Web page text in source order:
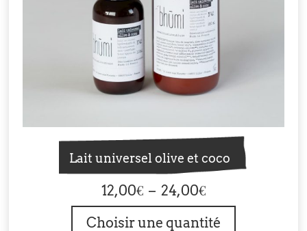
Lait universel olive et coco
12,00€ – 24,00€Plage
de
prix :
Choisir une quantité